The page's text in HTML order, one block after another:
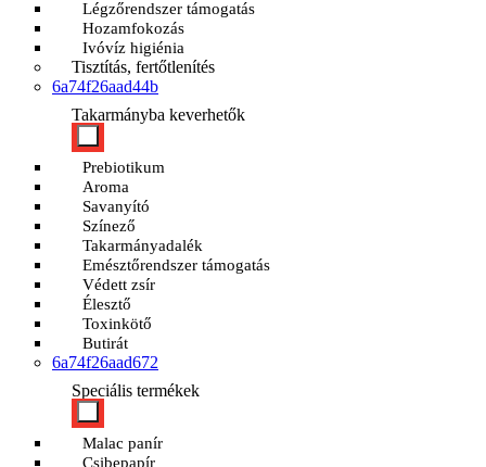
Légzőrendszer támogatás
Hozamfokozás
Ivóvíz higiénia
Tisztítás, fertőtlenítés
6a74f26aad44b
Takarmányba keverhetők
Prebiotikum
Aroma
Savanyító
Színező
Takarmányadalék
Emésztőrendszer támogatás
Védett zsír
Élesztő
Toxinkötő
Butirát
6a74f26aad672
Speciális termékek
Malac panír
Csibepapír